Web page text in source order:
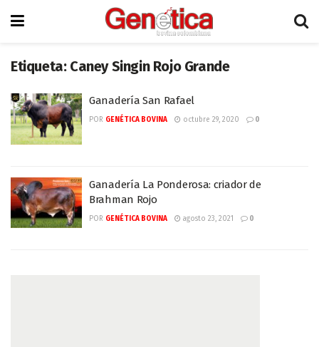
Etiqueta: Caney Singin Rojo Grande
Ganadería San Rafael
POR GENÉTICA BOVINA octubre 29, 2020 0
Ganadería La Ponderosa: criador de
Brahman Rojo
POR GENÉTICA BOVINA agosto 23, 2021 0